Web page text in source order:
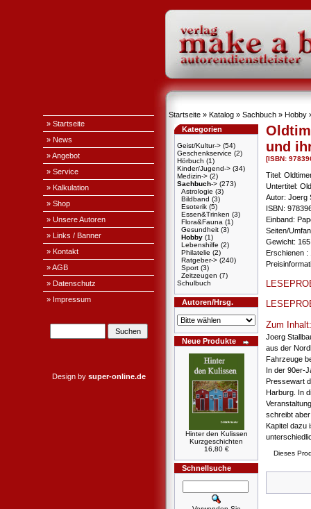
» Startseite
» News
» Angebot
» Service
» Kalkulation
» Shop
» Unsere Autoren
» Links / Banner
» Kontakt
» AGB
» Datenschutz
» Impressum
Design by super-online.de
Startseite » Katalog » Sachbuch » Hobby
Kategorien
Geist/Kultur-> (54)
Geschenkservice (2)
Hörbuch (1)
Kinder/Jugend-> (34)
Medizin-> (2)
Sachbuch-> (273)
Astrologie (3)
Bildband (3)
Esoterik (5)
Essen&Trinken (3)
Flora&Fauna (1)
Gesundheit (3)
Hobby (1)
Lebenshilfe (2)
Philatelie (2)
Ratgeber-> (240)
Sport (3)
Zeitzeugen (7)
Schulbuch
Autoren/Hrsg.
Neue Produkte
Hinter den Kulissen
Kurzgeschichten
16,80 €
Schnellsuche
und
[ISBN:
Titel:
Untertitel:
Autor: Joerg
ISBN:
Einband:
Seiten/
Gewicht:
Erschienen :
Zum Inhalt:
Joerg
aus der
Fahrzeuge
In der 90er-
Pressewart
Harburg. In
schreibt
Kapitel dazu
Dieses